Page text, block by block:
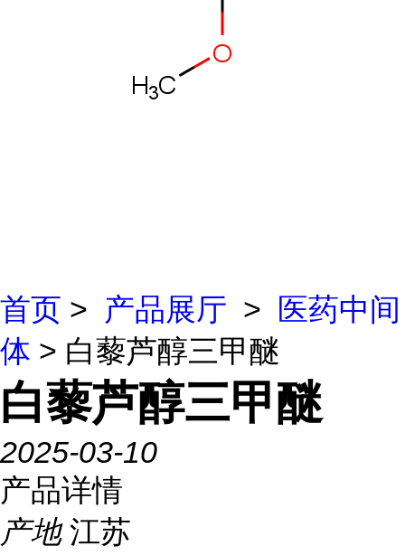
首页 > 产品展厅 >
医药中间
体 > 白藜芦醇三甲醚
白藜芦醇三甲醚
2025-03-10
产品详情
产地 江苏